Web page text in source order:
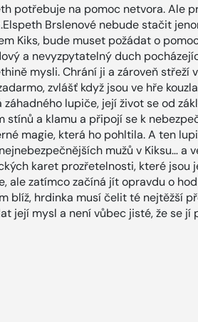
potřebuje na pomoc netvora. Ale
Brslenové nebude stačit
Kiks, bude muset požádat o
a nevyzpytatelný duch
mysli. Chrání ji a zároveň
zvlášť když jsou ve hře
záhadného lupiče, její život se od
stínů a klamu a připojí se k
magie, která ho pohltila. A ten
mužů v Kiksu… a
karet prozřetelnosti, které
ale zatímco začíná jít opravdu o
blíž, hrdinka musí čelit té nejtěžší
její mysl a není vůbec jisté, že se jí